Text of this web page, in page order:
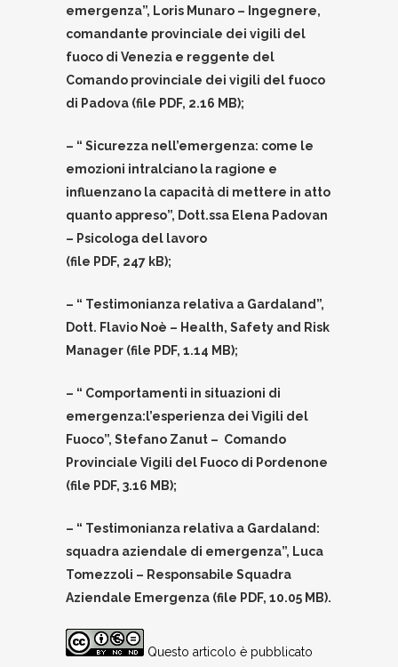
emergenza”, Loris Munaro – Ingegnere,
comandante provinciale dei vigili del
fuoco di Venezia e reggente del
Comando provinciale dei vigili del fuoco
di Padova (file PDF, 2.16 MB);
– “ Sicurezza nell’emergenza: come le
emozioni intralciano la ragione e
influenzano la capacità di mettere in atto
quanto appreso”, Dott.ssa Elena Padovan
– Psicologa del lavoro
(file PDF, 247 kB);
– “ Testimonianza relativa a Gardaland”,
Dott. Flavio Noè – Health, Safety and Risk
Manager (file PDF, 1.14 MB);
– “ Comportamenti in situazioni di
emergenza:l’esperienza dei Vigili del
Fuoco”, Stefano Zanut – Comando
Provinciale Vigili del Fuoco di Pordenone
(file PDF, 3.16 MB);
– “ Testimonianza relativa a Gardaland:
squadra aziendale di emergenza”, Luca
Tomezzoli – Responsabile Squadra
Aziendale Emergenza (file PDF, 10.05 MB).
Questo articolo è pubblicato